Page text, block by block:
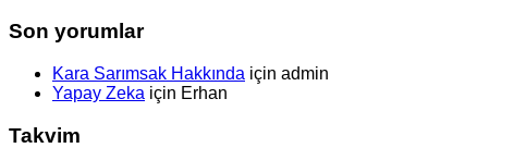
Son yorumlar
Kara Sarımsak Hakkında için admin
Yapay Zeka için Erhan
Takvim